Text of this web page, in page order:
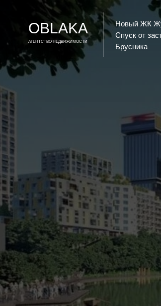
Новый ЖК
Спуск от
Брусника
OBLAKA
АГЕНТСТВО НЕДВИЖИМОСТИ